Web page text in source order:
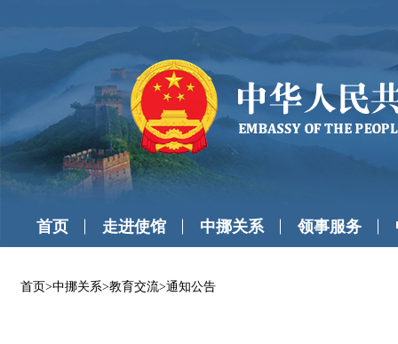
首页 走进使馆 中挪关系 领事服务
首页>中挪关系>教育交流>通知公告